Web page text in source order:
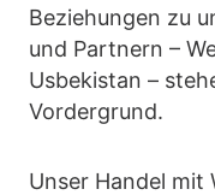
Beziehungen zu
und Partnern –
Usbekistan –
Vordergrund.
Unser Handel mit